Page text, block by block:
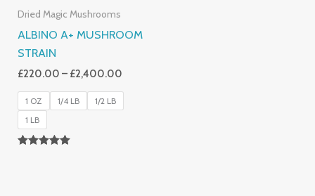
Dried Magic Mushrooms
ALBINO A+ MUSHROOM
STRAIN
£220.00 – £2,400.00
1 OZ 1/4 LB
1/2 LB
1 LB